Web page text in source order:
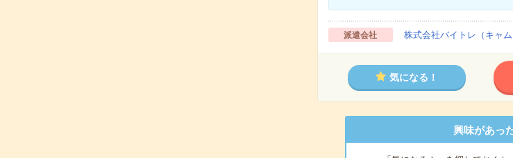
派遣会社 株式会社バイトレ（キャム
気になる！
興味があっ